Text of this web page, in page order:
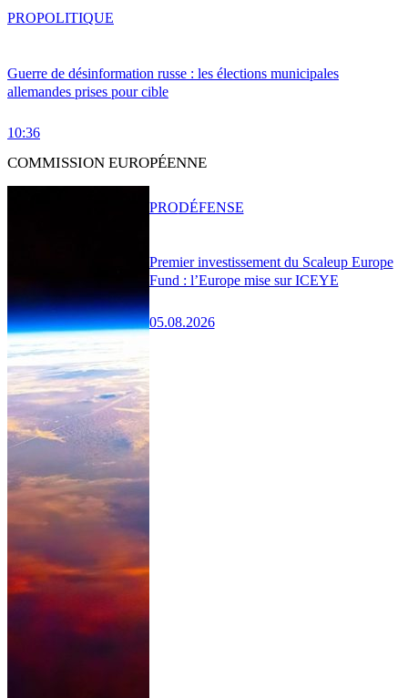
Guerre de désinformation russe : les élections municipales
allemandes prises pour cible
10:36
PROPOLITIQUE
COMMISSION EUROPÉENNE
Premier investissement du Scaleup Europe
Fund : l’Europe mise sur ICEYE
05.08.2026
PRODÉFENSE